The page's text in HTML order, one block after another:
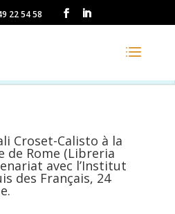
22 54 58
Croset-Calisto à la
de Rome (Libreria
avec l’Institut
des Français, 24